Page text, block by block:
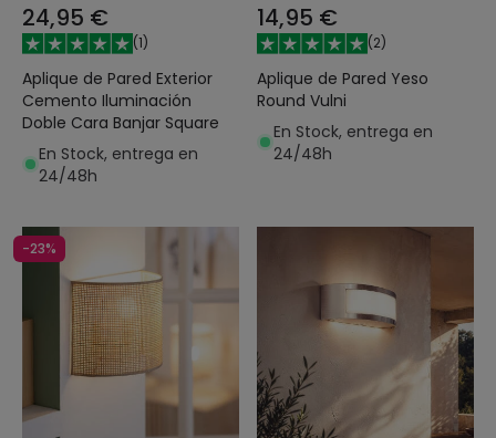
24,95 €
(1)
Aplique de Pared Exterior
Cemento Iluminación
Doble Cara Banjar Square
En Stock, entrega en
24/48h
14,95 €
(2)
Aplique de Pared Yeso
Round Vulni
En Stock, entrega en
24/48h
-23%